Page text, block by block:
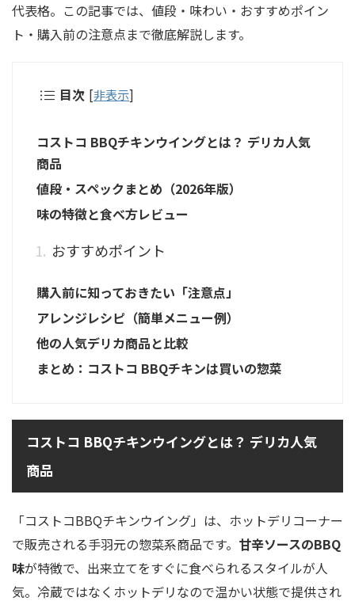
代表格。この記事では、値段・味わい・おすすめポイン
ト・購入前の注意点まで徹底解説します。
目次 [非表示]
コストコ BBQチキンウイングとは？ デリカ人気
商品
値段・スペックまとめ（2026年版）
味の特徴と食べ方レビュー
おすすめポイント
購入前に知っておきたい「注意点」
アレンジレシピ（簡単メニュー例）
他の人気デリカ商品と比較
まとめ：コストコ BBQチキンは買いの惣菜
コストコ BBQチキンウイングとは？ デリカ人気
商品
「コストコBBQチキンウイング」は、ホットデリコーナー
で販売される手羽元の惣菜系商品です。 甘辛ソースのBBQ
味が特徴で、出来立てをすぐに食べられるスタイルが人
気。冷蔵ではなくホットデリなので温かい状態で提供され